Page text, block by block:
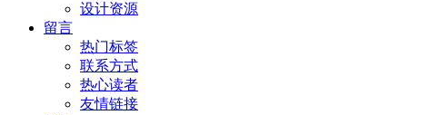
设计资源
留言
热门标签
联系方式
热心读者
友情链接